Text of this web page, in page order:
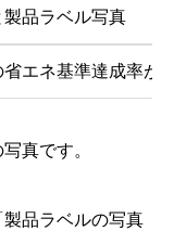
品ラベル写真
エネ基準達成率が
真です。
品ラベルの写真